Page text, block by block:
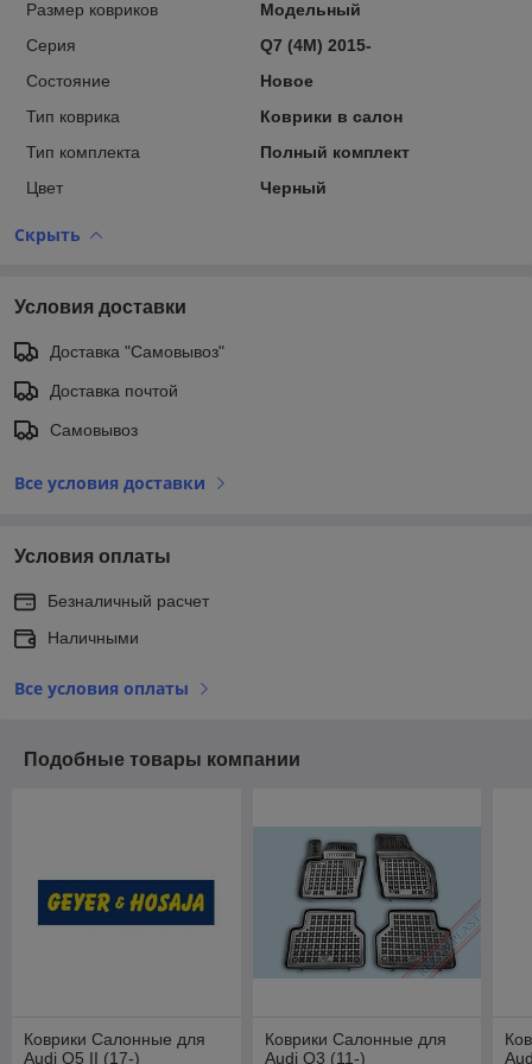
Размер ковриков
Модельный
Серия
Q7 (4M) 2015-
Состояние
Новое
Тип коврика
Коврики в салон
Тип комплекта
Полный комплект
Цвет
Черный
Скрыть
Условия доставки
Доставка "Самовывоз"
Доставка почтой
Самовывоз
Все условия доставки
Условия оплаты
Безналичный расчет
Наличными
Все условия оплаты
Подобные товары компании
Коврики Салонные для
Audi Q5 II (17-)
Коврики Салонные для
Audi Q3 (11-)